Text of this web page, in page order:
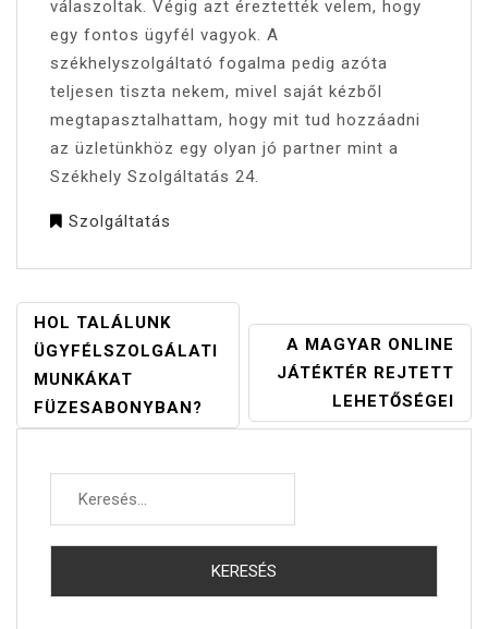
válaszoltak. Végig azt éreztették velem, hogy
egy fontos ügyfél vagyok. A
székhelyszolgáltató fogalma pedig azóta
teljesen tiszta nekem, mivel saját kézből
megtapasztalhattam, hogy mit tud hozzáadni
az üzletünkhöz egy olyan jó partner mint a
Székhely Szolgáltatás 24.
Szolgáltatás
BEJEGYZÉS
NAVIGÁCIÓ
HOL TALÁLUNK
ÜGYFÉLSZOLGÁLATI
MUNKÁKAT
FÜZESABONYBAN?
A MAGYAR ONLINE
JÁTÉKTÉR REJTETT
LEHETŐSÉGEI
Keresés: